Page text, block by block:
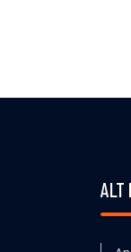
ALT